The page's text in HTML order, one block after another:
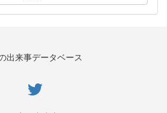
出来事データベース